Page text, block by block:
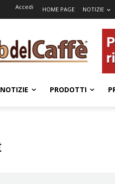
Accedi HOME PAGE NOTIZIE
NOTIZIE PRODOTTI